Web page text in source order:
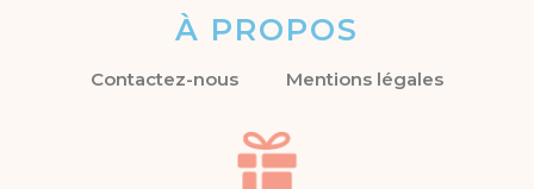
À PROPOS
Contactez-nous Mentions légales